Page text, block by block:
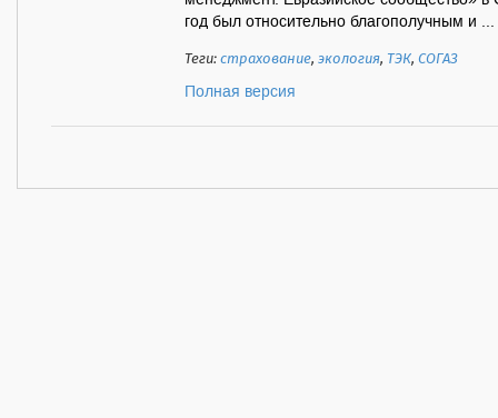
год был относительно благополучным и ...
Теги:страхование,экология, ТЭК,СОГАЗ
Полная версия